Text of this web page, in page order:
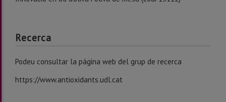
Recerca
Podeu consultar la página web del grup de recerca
https://www.antioxidants.udl.cat